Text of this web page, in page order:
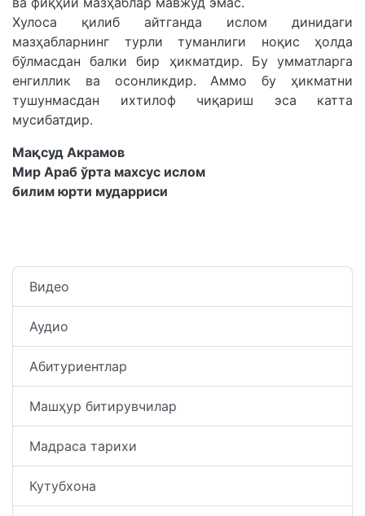
Хулоса қилиб айтганда ислом динидаги
мазҳабларнинг турли туманлиги ноқис ҳолда
бўлмасдан балки бир ҳикматдир. Бу умматларга
енгиллик ва осонликдир. Аммо бу ҳикматни
тушунмасдан ихтилоф чиқариш эса катта
мусибатдир.
Мақсуд Акрамов
Мир Араб ўрта махсус ислом
билим юрти мударриси
Видео
Аудио
Абитуриентлар
Машҳур битирувчилар
Мадраса тарихи
Кутубхона